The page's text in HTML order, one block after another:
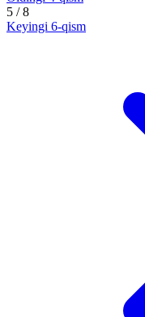
5 / 8
Keyingi 6-qism